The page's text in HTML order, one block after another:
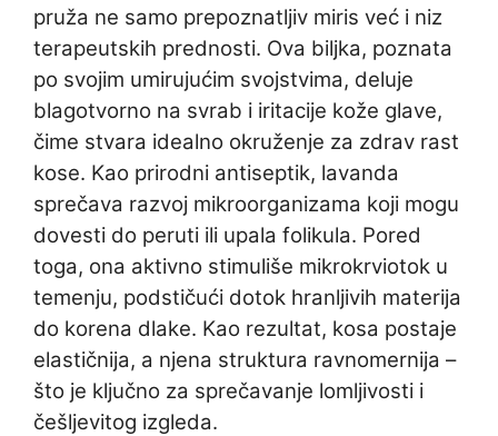
pruža ne samo prepoznatljiv miris već i niz
terapeutskih prednosti. Ova biljka, poznata
po svojim umirujućim svojstvima, deluje
blagotvorno na svrab i iritacije kože glave,
čime stvara idealno okruženje za zdrav rast
kose. Kao prirodni antiseptik, lavanda
sprečava razvoj mikroorganizama koji mogu
dovesti do peruti ili upala folikula. Pored
toga, ona aktivno stimuliše mikrokrviotok u
temenju, podstičući dotok hranljivih materija
do korena dlake. Kao rezultat, kosa postaje
elastičnija, a njena struktura ravnomernija –
što je ključno za sprečavanje lomljivosti i
češljevitog izgleda.